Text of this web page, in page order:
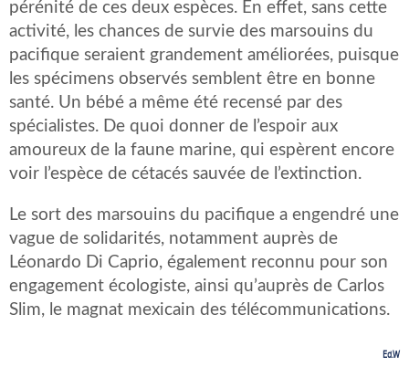
pérénité de ces deux espèces. En effet, sans cette
activité, les chances de survie des marsouins du
pacifique seraient grandement améliorées, puisque
les spécimens observés semblent être en bonne
santé. Un bébé a même été recensé par des
spécialistes. De quoi donner de l’espoir aux
amoureux de la faune marine, qui espèrent encore
voir l’espèce de cétacés sauvée de l’extinction.
Le sort des marsouins du pacifique a engendré une
vague de solidarités, notamment auprès de
Léonardo Di Caprio, également reconnu pour son
engagement écologiste, ainsi qu’auprès de Carlos
Slim, le magnat mexicain des télécommunications.
Ed.W